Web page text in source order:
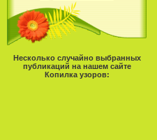
Несколько случайно выбранных
публикаций на нашем сайте
Копилка узоров: